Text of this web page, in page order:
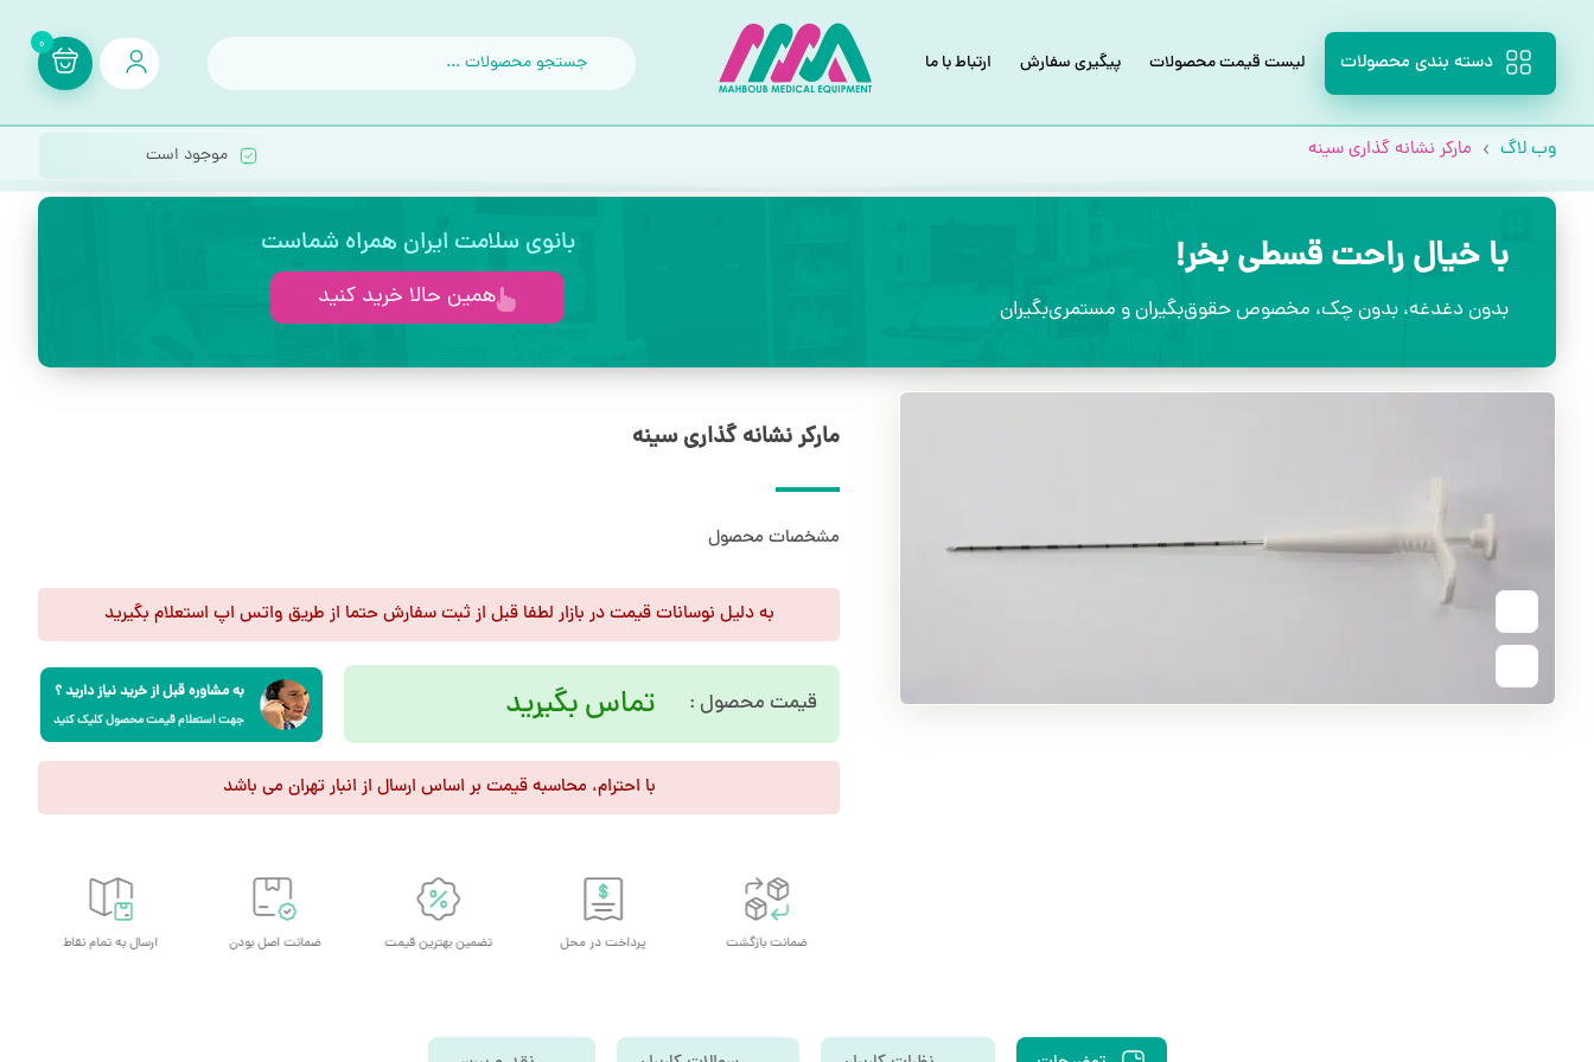
دسته بندی محصولات لیست قیمت محصولات پیگیری سفارش ارتباط با ما
0
وب لاگ مارکر نشانه گذاری سینه موجود است
با خیال راحت قسطی بخر!
بدون دغدغه، بدون چک، مخصوص حقوق‌بگیران و مستمری‌بگیران
بانوی سلامت ایران همراه شماست
همین حالا خرید کنید
مارکر نشانه گذاری سینه
مشخصات محصول
به دلیل نوسانات قیمت در بازار لطفا قبل از ثبت سفارش حتما از طریق واتس اپ استعلام بگیرید
قیمت محصول : تماس بگیرید به مشاوره قبل از خرید نیاز دارید ؟
جهت استعلام قیمت محصول کلیک کنید
با احترام، محاسبه قیمت بر اساس ارسال از انبار تهران می باشد
ضمانت بازگشت پرداخت در محل تضمین بهترین قیمت ضمانت اصل بودن ارسال به تمام نقاط